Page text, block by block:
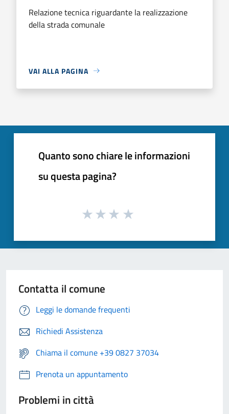
Relazione tecnica riguardante la realizzazione
della strada comunale
VAI ALLA PAGINA
Quanto sono chiare le informazioni
su questa pagina?
Contatta il comune
Leggi le domande frequenti
Richiedi Assistenza
Chiama il comune +39 0827 37034
Prenota un appuntamento
Problemi in città